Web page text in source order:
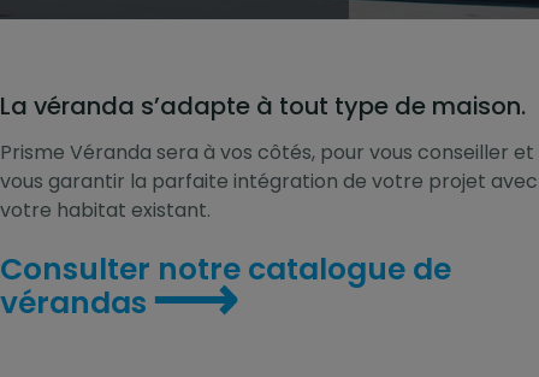
La véranda s’adapte à tout type de maison.
Prisme Véranda sera à vos côtés, pour vous conseiller et
vous garantir la parfaite intégration de votre projet avec
votre habitat existant.
Consulter notre catalogue de
vérandas ⟶